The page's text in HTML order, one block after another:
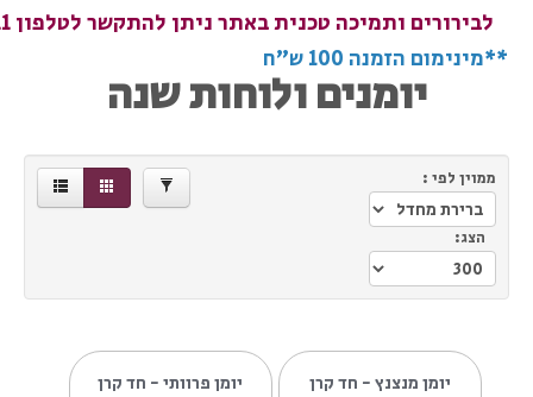
לבירורים ותמיכה טכנית באתר ניתן להתקשר לטלפון 03-9660211
**מינימום הזמנה 100 ש"ח
יומנים ולוחות שנה
ממוין לפי :
הצג: